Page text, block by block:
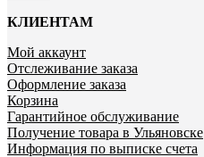
КЛИЕНТАМ
Мой аккаунт
Отслеживание заказа
Оформление заказа
Корзина
Гарантийное обслуживание
Получение товара в Ульяновске
Информация по выписке счета